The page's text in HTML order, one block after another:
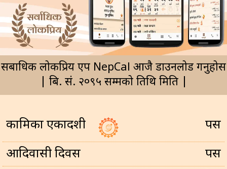
सर्बाधिक लोकप्रिय एप NepCal आजै डाउनलोड गर्नुहोस
| बि. सं. २०९५ सम्मको तिथि मिति |
कामिका एकादशी
पर्सि
आदिवासी दिवस
पर्सि